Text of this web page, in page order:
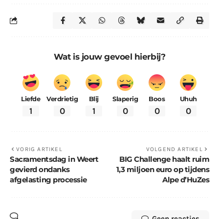
Wat is jouw gevoel hierbij?
Liefde
1
Verdrietig
0
Blij
1
Slaperig
0
Boos
0
Uhuh
0
VORIG ARTIKEL
Sacramentsdag in Weert
gevierd ondanks
afgelasting processie
VOLGEND ARTIKEL
BIG Challenge haalt ruim
1,3 miljoen euro op tijdens
Alpe d’HuZes